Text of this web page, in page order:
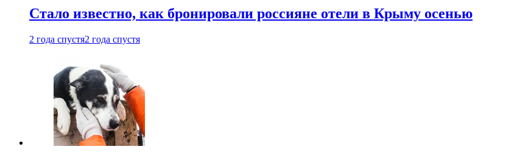
Стало известно, как бронировали россияне отели в Крыму осенью
2 года спустя2 года спустя